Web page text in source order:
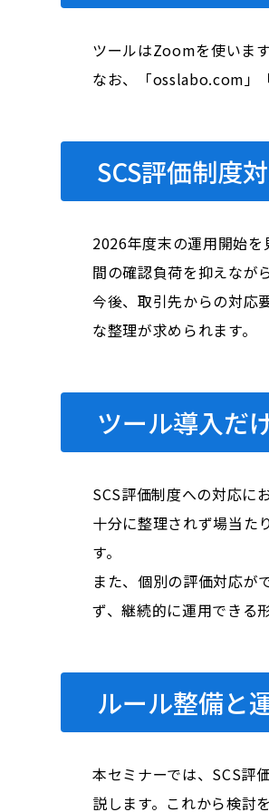
ツールはZoomを使いま
なお、「osslabo.com」
SCS評価制度
2026年度末の運用開始
間の確認負荷を抑えなが
今後、取引先からの対応
な整理が求められます。
ツール導入だ
SCS評価制度への対応に
十分に整理されず場当た
す。
また、個別の評価対応が
ず、継続的に運用できる
ルール整備と
本セミナーでは、SCS評
説します。これから検討